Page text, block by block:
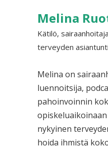
Melina
Kätilö,
terveyden
Melina on
luennoitsija,
pahoinvoinnin
nykyinen
hoida ihmistä